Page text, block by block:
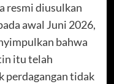
resmi diusulkan
awal Juni 2026,
bahwa
itu telah
perdagangan tidak